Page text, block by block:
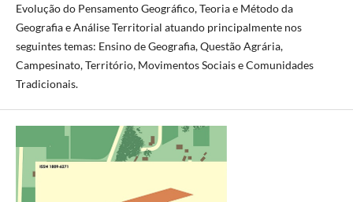
Evolução do Pensamento Geográfico, Teoria e Método da
Geografia e Análise Territorial atuando principalmente nos
seguintes temas: Ensino de Geografia, Questão Agrária,
Campesinato, Território, Movimentos Sociais e Comunidades
Tradicionais.